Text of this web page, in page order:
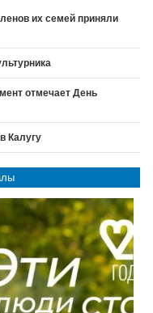
их семей приняли
отмечает День
Калугу